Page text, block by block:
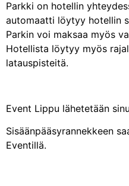
Parkki on hotellin
automaatti löytyy hotellin
Parkin voi maksaa myös
Hotellista löytyy myös
latauspisteitä.
Event Lippu lähetetään
Sisäänpääsyrannekkeen
Eventillä.